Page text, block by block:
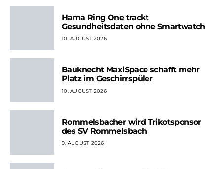
Hama Ring One trackt
Gesundheitsdaten ohne Smartwatch
10. AUGUST 2026
Bauknecht MaxiSpace schafft mehr
Platz im Geschirrspüler
10. AUGUST 2026
Rommelsbacher wird Trikotsponsor
des SV Rommelsbach
9. AUGUST 2026